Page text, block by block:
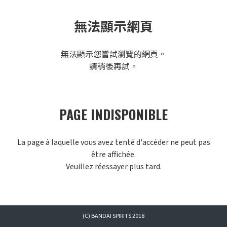
無法顯示網頁
無法顯示您嘗試瀏覽的網頁。
請稍後再試。
PAGE INDISPONIBLE
La page à laquelle vous avez tenté d'accéder ne peut pas
être affichée.
Veuillez réessayer plus tard.
(C) BANDAI SPIRITS 2018